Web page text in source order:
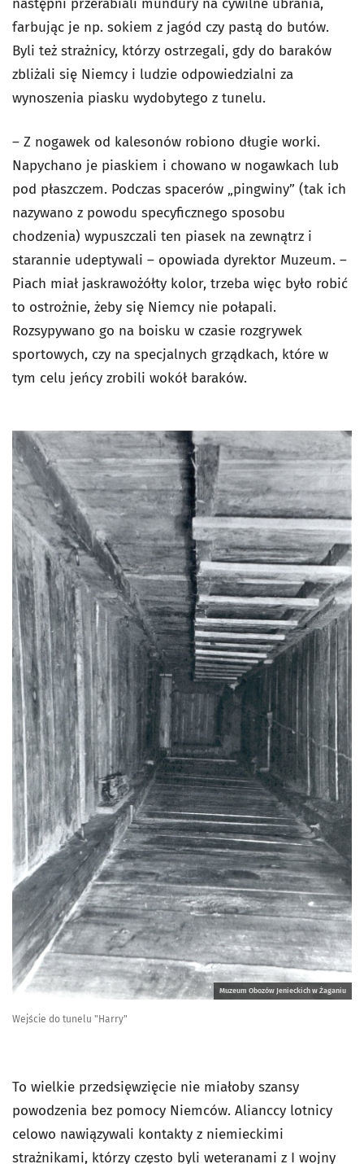
następni przerabiali mundury na cywilne ubrania,
farbując je np. sokiem z jagód czy pastą do butów.
Byli też strażnicy, którzy ostrzegali, gdy do baraków
zbliżali się Niemcy i ludzie odpowiedzialni za
wynoszenia piasku wydobytego z tunelu.
– Z nogawek od kalesonów robiono długie worki.
Napychano je piaskiem i chowano w nogawkach lub
pod płaszczem. Podczas spacerów „pingwiny” (tak ich
nazywano z powodu specyficznego sposobu
chodzenia) wypuszczali ten piasek na zewnątrz i
starannie udeptywali – opowiada dyrektor Muzeum. –
Piach miał jaskrawożółty kolor, trzeba więc było robić
to ostrożnie, żeby się Niemcy nie połapali.
Rozsypywano go na boisku w czasie rozgrywek
sportowych, czy na specjalnych grządkach, które w
tym celu jeńcy zrobili wokół baraków.
Muzeum Obozów Jenieckich w Żaganiu
Wejście do tunelu "Harry"
To wielkie przedsięwzięcie nie miałoby szansy
powodzenia bez pomocy Niemców. Alianccy lotnicy
celowo nawiązywali kontakty z niemieckimi
strażnikami, którzy często byli weteranami z I wojny